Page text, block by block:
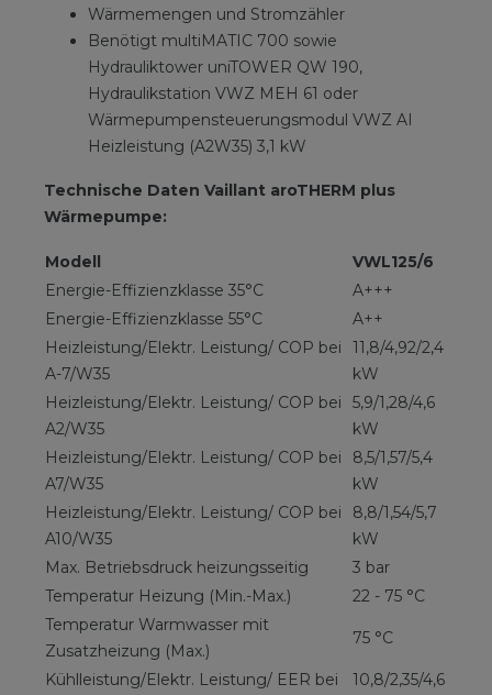
Wärmemengen und Stromzähler
Benötigt multiMATIC 700 sowie
Hydrauliktower uniTOWER QW 190,
Hydraulikstation VWZ MEH 61 oder
Wärmepumpensteuerungsmodul VWZ AI
Heizleistung (A2W35) 3,1 kW
Technische Daten Vaillant aroTHERM plus
Wärmepumpe:
Modell
VWL125/6
Energie-Effizienzklasse 35°C
A+++
Energie-Effizienzklasse 55°C
A++
Heizleistung/Elektr. Leistung/ COP bei
A-7/W35
11,8/4,92/2,4
kW
Heizleistung/Elektr. Leistung/ COP bei
A2/W35
5,9/1,28/4,6
kW
Heizleistung/Elektr. Leistung/ COP bei
A7/W35
8,5/1,57/5,4
kW
Heizleistung/Elektr. Leistung/ COP bei
A10/W35
8,8/1,54/5,7
kW
Max. Betriebsdruck heizungsseitig
3 bar
Temperatur Heizung (Min.-Max.)
22 - 75 °C
Temperatur Warmwasser mit
Zusatzheizung (Max.)
75 °C
Kühlleistung/Elektr. Leistung/ EER bei
10,8/2,35/4,6